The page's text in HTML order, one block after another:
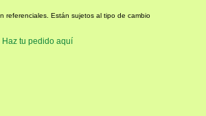
referenciales. Están sujetos al tipo de cambio
Haz tu pedido aquí